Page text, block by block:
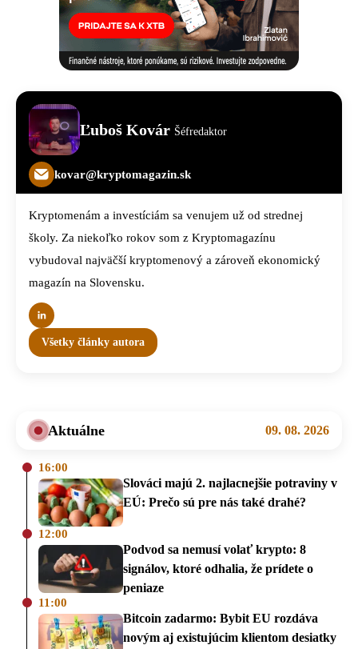
Ľuboš Kovár Šéfredaktor
kovar@kryptomagazin.sk
Kryptomenám a investíciám sa venujem už od strednej
školy. Za niekoľko rokov som z Kryptomagazínu
vybudoval najväčší kryptomenový a zároveň ekonomický
magazín na Slovensku.
Všetky články autora
Aktuálne 09. 08. 2026
16:00
Slováci majú 2. najlacnejšie potraviny v
EÚ: Prečo sú pre nás také drahé?
12:00
Podvod sa nemusí volať krypto: 8
signálov, ktoré odhalia, že prídete o
peniaze
11:00
Bitcoin zadarmo: Bybit EU rozdáva
novým aj existujúcim klientom desiatky